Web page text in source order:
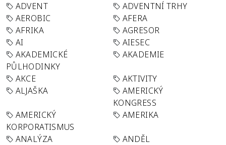
ADVENT
ADVENTNÍ TRHY
AEROBIC
AFERA
AFRIKA
AGRESOR
AI
AIESEC
AKADEMICKÉ
PŮLHODINKY
AKADEMIE
AKCE
AKTIVITY
ALJAŠKA
AMERICKÝ
KONGRESS
AMERICKÝ
KORPORATISMUS
AMERIKA
ANALÝZA
ANDĚL